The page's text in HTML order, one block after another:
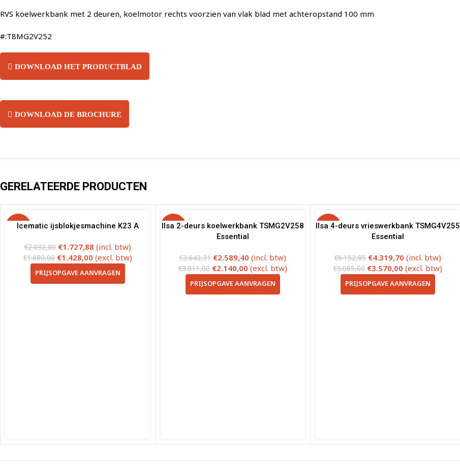
RVS koelwerkbank met 2 deuren, koelmotor rechts voorzien van vlak blad met achteropstand 100 mm
#:T8MG2V252
DOWNLOAD HET PRODUCTBLAD
DOWNLOAD DE BROCHURE
GERELATEERDE PRODUCTEN
-15%
Icematic ijsblokjesmachine K23 A
€2.032,80 €1.727,88 (incl. btw)
€1.680,00 €1.428,00 (excl. btw)
PRIJSOPGAVE AANVRAGEN
-29%
Ilsa 2-deurs koelwerkbank TSMG2V258
Essential
€3.643,31 €2.589,40 (incl. btw)
€3.011,00 €2.140,00 (excl. btw)
PRIJSOPGAVE AANVRAGEN
-30%
Ilsa 4-deurs vrieswerkbank TSMG4V255
Essential
€6.152,85 €4.319,70 (incl. btw)
€5.085,00 €3.570,00 (excl. btw)
PRIJSOPGAVE AANVRAGEN